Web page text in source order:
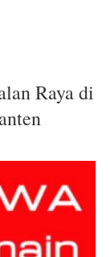
Raya di